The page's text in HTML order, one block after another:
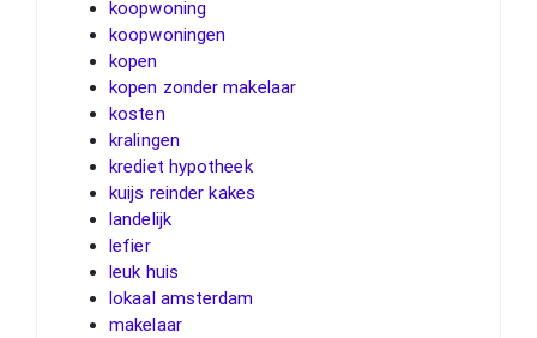
koopwoning
koopwoningen
kopen
kopen zonder makelaar
kosten
kralingen
krediet hypotheek
kuijs reinder kakes
landelijk
lefier
leuk huis
lokaal amsterdam
makelaar